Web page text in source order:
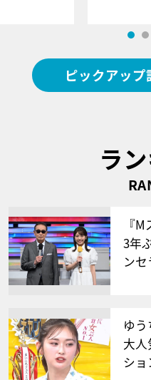
ピックアッ
ラ
『
3年
ン
ゆ
大人
シ